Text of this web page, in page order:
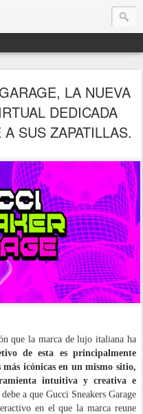
LA NUEVA
DEDICADA
SUS ZAPATILLAS.
que la marca de lujo italiana ha
de esta es principalmente
más icónicas en un mismo sitio,
intuitiva y creativa e
a que Gucci Sneakers Garage
en el que la marca reune